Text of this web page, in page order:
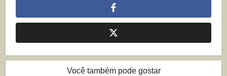
Você também pode gostar